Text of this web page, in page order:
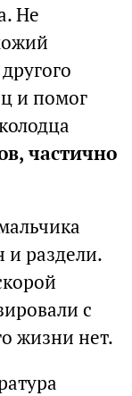
Не
и помог
частично
и раздели.
с
жизни нет.